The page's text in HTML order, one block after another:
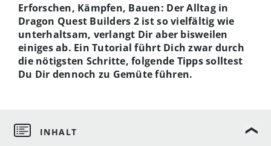
Erforschen, Kämpfen, Bauen: Der Alltag in
Dragon Quest Builders 2 ist so vielfältig wie
unterhaltsam, verlangt Dir aber bisweilen
einiges ab. Ein Tutorial führt Dich zwar durch
die nötigsten Schritte, folgende Tipps solltest
Du Dir dennoch zu Gemüte führen.